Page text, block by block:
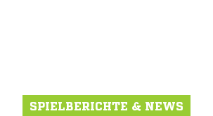
SPIELBERICHTE & NEWS